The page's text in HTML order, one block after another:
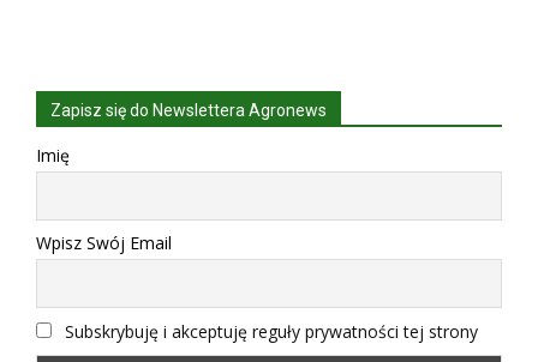
Zapisz się do Newslettera Agronews
Imię
Wpisz Swój Email
Subskrybuję i akceptuję reguły prywatności tej strony